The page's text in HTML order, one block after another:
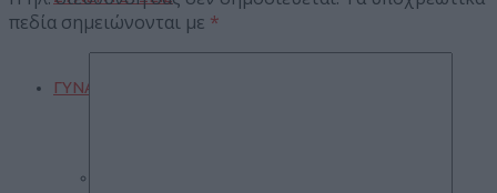
ΓΥΝΑΙΚΑ
πεδία σημειώνονται με *